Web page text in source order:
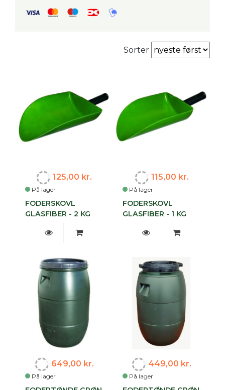
Sorter
På lager
125,00 kr.
FODERSKOVL
GLASFIBER - 2 KG
På lager
115,00 kr.
FODERSKOVL
GLASFIBER - 1 KG
På lager
649,00 kr.
På lager
449,00 kr.